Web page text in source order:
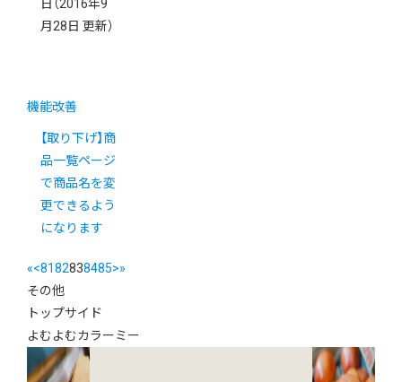
日 （2016年9
月28日 更新）
機能改善
【取り下げ】商
品一覧ページ
で商品名を変
更できるよう
になります
«<8182838485>»
その他
トップサイド
よむよむカラーミー